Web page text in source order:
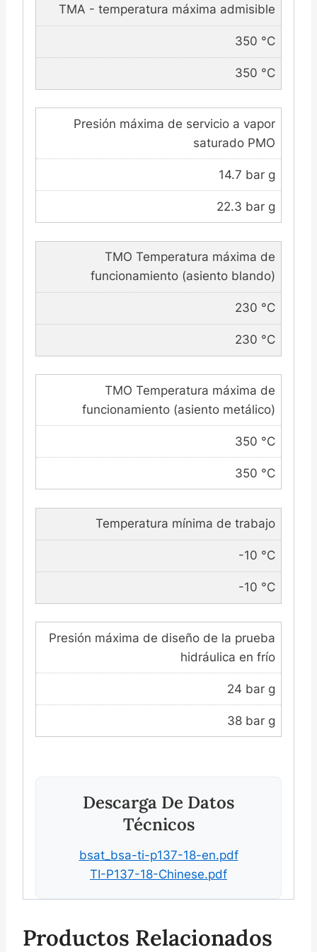
TMA - temperatura máxima admisible
350 °C
350 °C
Presión máxima de servicio a vapor
saturado PMO
14.7 bar g
22.3 bar g
TMO Temperatura máxima de
funcionamiento (asiento blando)
230 °C
230 °C
TMO Temperatura máxima de
funcionamiento (asiento metálico)
350 °C
350 °C
Temperatura mínima de trabajo
-10 °C
-10 °C
Presión máxima de diseño de la prueba
hidráulica en frío
24 bar g
38 bar g
Descarga De Datos
Técnicos
bsat_bsa-ti-p137-18-en.pdf
TI-P137-18-Chinese.pdf
Productos Relacionados